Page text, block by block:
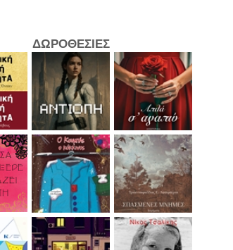
ΔΩΡΟΘΕΣΙΕΣ